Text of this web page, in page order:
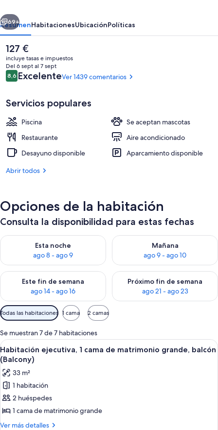
Restaurante
Siguiente
69+
ResumenHabitacionesUbicaciónPolíticas
El
precio
actual
es
de
127 €
incluye tasas e impuestos
Del 6 sept al 7 sept
Comentarios
8,68,6 de 10
ExcelenteVer 1439 comentarios
Servicios populares
Piscina
Se aceptan mascotas
Restaurante
Aire acondicionado
Desayuno disponible
Aparcamiento disponible
Abrir todos
Opciones de la habitación
Consulta la disponibilidad para estas fechas
Esta noche
ago 8 - ago 9
Consulta la disponibilidad para esta noche, ago 8 - ago 9
Mañana
ago 9 - ago 10
Consulta la disponibilidad
Este fin de semana
ago 14 - ago 16
Consulta la disponibilidad para este fin de semana, ago 14 -
Próximo fin de semana
ago 21 - ago 23
Consulta la disponibilidad
Filtros
disponibles
para
las
habitaciones
Todas las habitaciones 1 cama 2 camas
Se muestran 7 de 7 habitaciones
Abrir
todas
las
fotos
de
Habitación
ejecutiva,
1
Habitación ejecutiva, 1 cama de
5
Habitación ejecutiva, 1 cama de matrimonio grande, balcón
(Balcony)
33 m²
1 habitación
2 huéspedes
1 cama de matrimonio grande
Ver más detalles
Más